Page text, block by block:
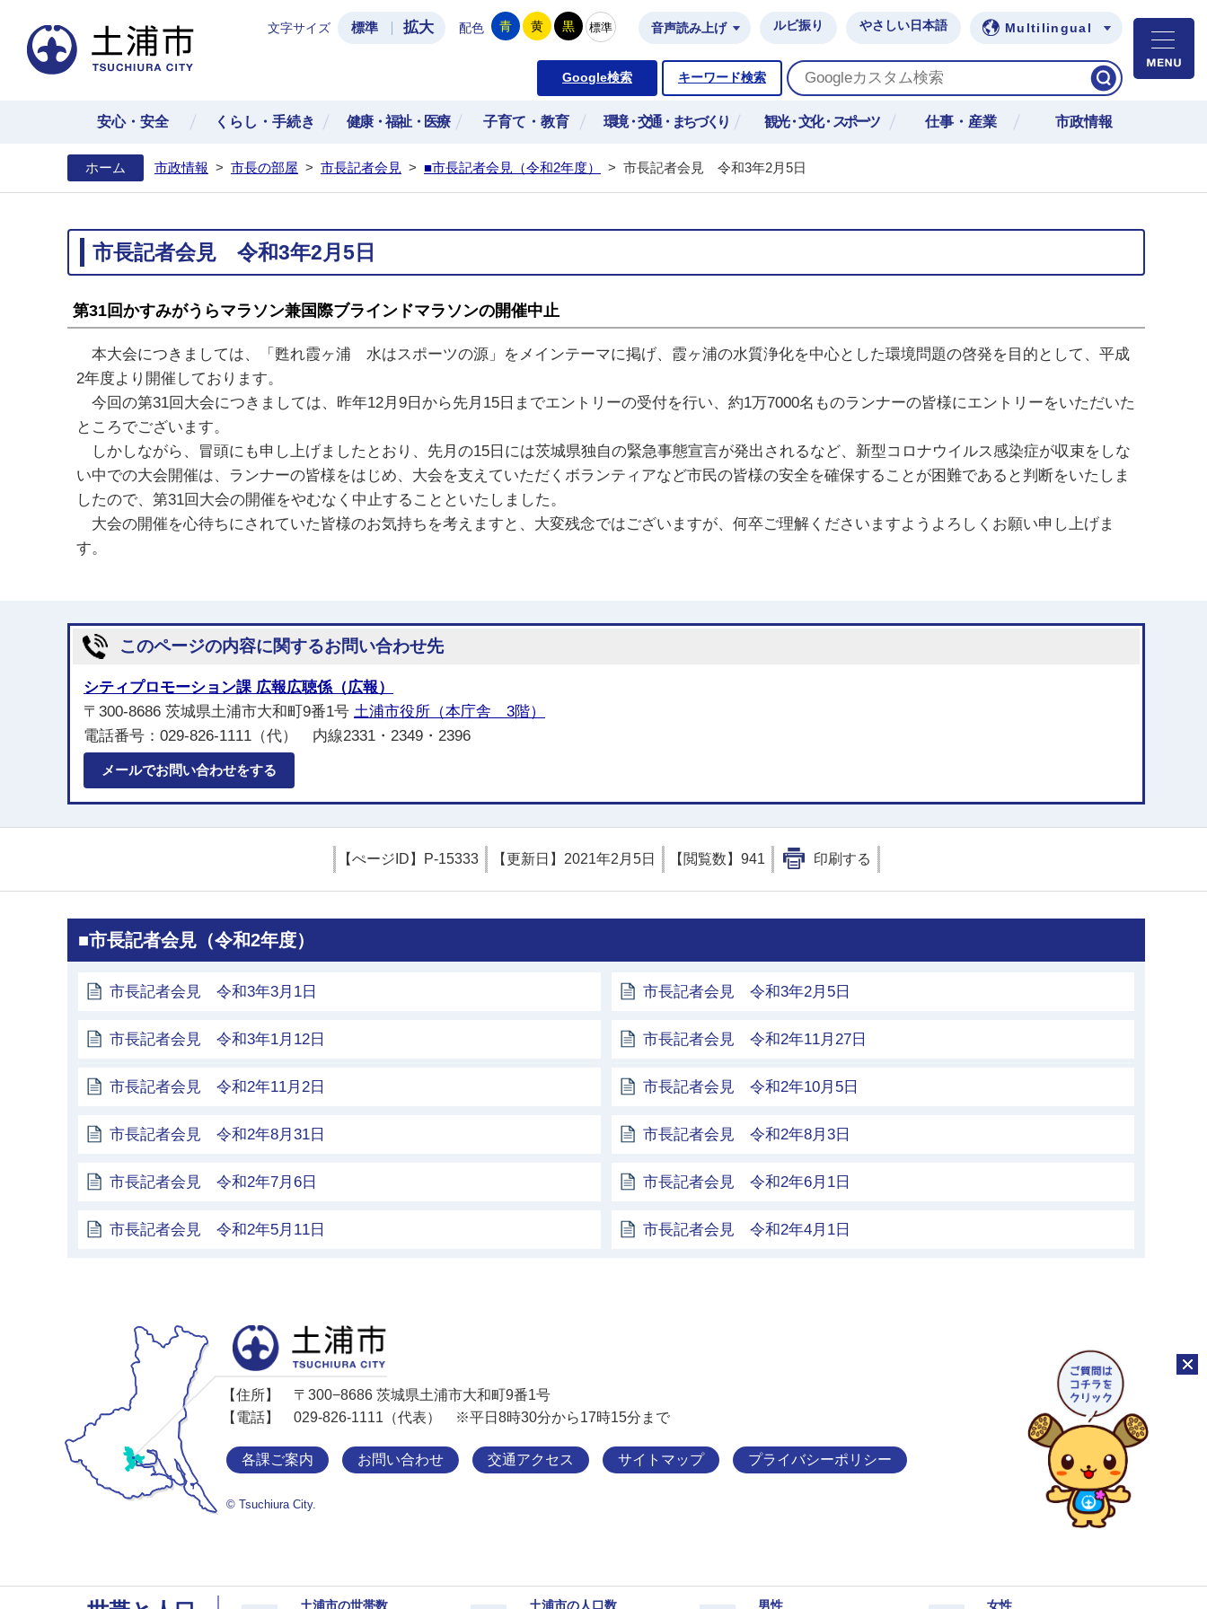
土浦市公式ホームページ
文字サイズ 標準 拡大 配色 青 黄 黒 標準 音声読み上げ ルビ振り やさしい日本語 Multilingual
Google検索 キーワード検索
安心・安全 くらし・手続き 健康・福祉・医療 子育て・教育 環境・交通・まちづくり 観光・文化・スポーツ 仕事・産業 市政情報
ホーム 市政情報 > 市長の部屋 > 市長記者会見 > ■市長記者会見（令和2年度） > 市長記者会見 令和3年2月5日
市長記者会見 令和3年2月5日
第31回かすみがうらマラソン兼国際ブラインドマラソンの開催中止
本大会につきましては、「甦れ霞ヶ浦 水はスポーツの源」をメインテーマに掲げ、霞ヶ浦の水質浄化を中心とした環境問題の啓発を目的として、平成
2年度より開催しております。
今回の第31回大会につきましては、昨年12月9日から先月15日までエントリーの受付を行い、約1万7000名ものランナーの皆様にエントリーをいただいた
ところでございます。
しかしながら、冒頭にも申し上げましたとおり、先月の15日には茨城県独自の緊急事態宣言が発出されるなど、新型コロナウイルス感染症が収束をしな
い中での大会開催は、ランナーの皆様をはじめ、大会を支えていただくボランティアなど市民の皆様の安全を確保することが困難であると判断をいたしま
したので、第31回大会の開催をやむなく中止することといたしました。
大会の開催を心待ちにされていた皆様のお気持ちを考えますと、大変残念ではございますが、何卒ご理解くださいますようよろしくお願い申し上げま
す。
このページの内容に関するお問い合わせ先
シティプロモーション課 広報広聴係（広報）
〒300-8686 茨城県土浦市大和町9番1号 土浦市役所（本庁舎 3階）
電話番号：029-826-1111（代） 内線2331・2349・2396
メールでお問い合わせをする
【ぺージID】 P-15333 【更新日】 2021年2月5日 【閲覧数】 941 印刷する
■市長記者会見（令和2年度）
市長記者会見 令和3年3月1日 市長記者会見 令和3年2月5日
市長記者会見 令和3年1月12日 市長記者会見 令和2年11月27日
市長記者会見 令和2年11月2日 市長記者会見 令和2年10月5日
市長記者会見 令和2年8月31日 市長記者会見 令和2年8月3日
市長記者会見 令和2年7月6日 市長記者会見 令和2年6月1日
市長記者会見 令和2年5月11日 市長記者会見 令和2年4月1日
【住所】
〒300−8686 茨城県土浦市大和町9番1号
【電話】
029-826-1111（代表） ※平日8時30分から17時15分まで
各課ご案内 お問い合わせ 交通アクセス サイトマップ プライバシーポリシー
© Tsuchiura City.
チャ